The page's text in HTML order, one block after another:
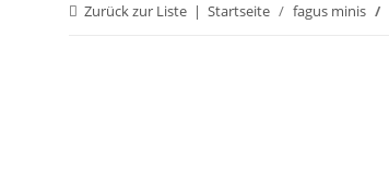
Zurück zur Liste Startseite fagus minis